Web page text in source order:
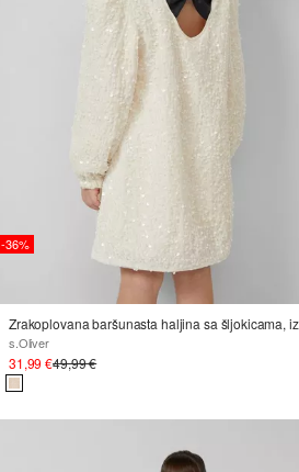
-36%
s.Oliver
31,99 €49,99 €